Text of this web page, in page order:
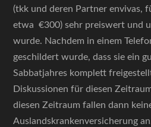
(tkk und deren Partner envivas,
etwa €300) sehr preiswert und
wurde. Nachdem in einem
geschildert wurde, dass sie ein
Sabbatjahres komplett
Diskussionen für diesen
diesen Zeitraum fallen dann
Auslandskrankenversicherung